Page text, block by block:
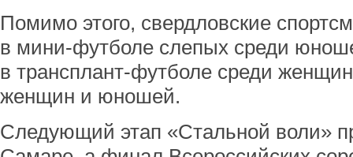
Помимо этого, свердловские
в мини-футболе слепых среди
в трансплант-футболе среди
женщин и юношей.
Следующий этап «Стальной воли»